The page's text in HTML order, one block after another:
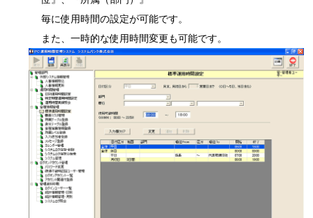
毎に使用時間の設定が可能です。
また、一時的な使用時間変更も可能です。